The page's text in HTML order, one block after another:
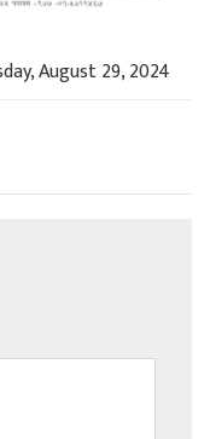
August 29, 2024